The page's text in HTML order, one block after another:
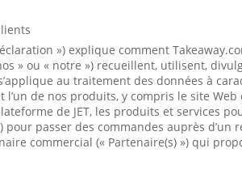
») explique comment
» ou « notre ») recueillent, utilisent,
au traitement des données à
de nos produits, y compris le site Web
de JET, les produits et services
pour passer des commandes auprès
commercial (« Partenaire(s) ») qui